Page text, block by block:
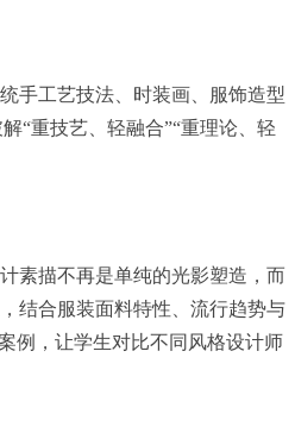
手工艺技法、时装画、服饰造型
“重技艺、轻融合”“重理论、轻
素描不再是单纯的光影塑造，而
结合服装面料特性、流行趋势与
例，让学生对比不同风格设计师